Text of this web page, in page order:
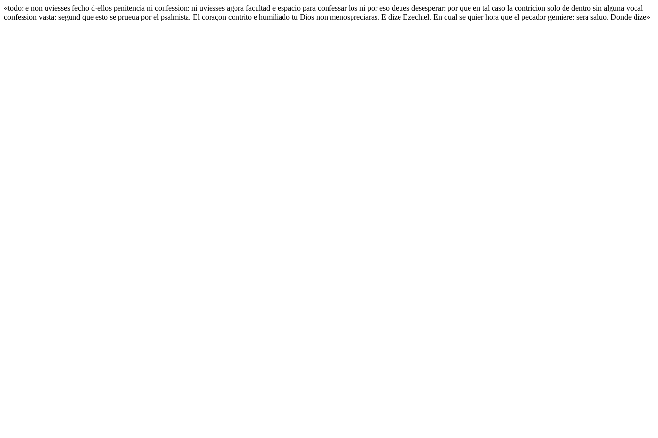
«todo: e non uviesses fecho d·ellos penitencia ni confession: ni uviesses agora facultad e espacio para confessar los ni por eso deues desesperar: por que en tal caso la contricion solo de dentro sin alguna vocal
confession vasta: segund que esto se prueua por el psalmista. El coraçon contrito e humiliado tu Dios non menospreciaras. E dize Ezechiel. En qual se quier hora que el pecador gemiere: sera saluo. Donde dize»